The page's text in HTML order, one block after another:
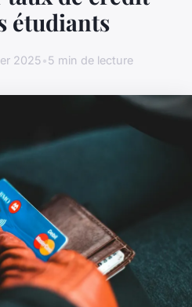
étudiants
2025•5 min de lecture